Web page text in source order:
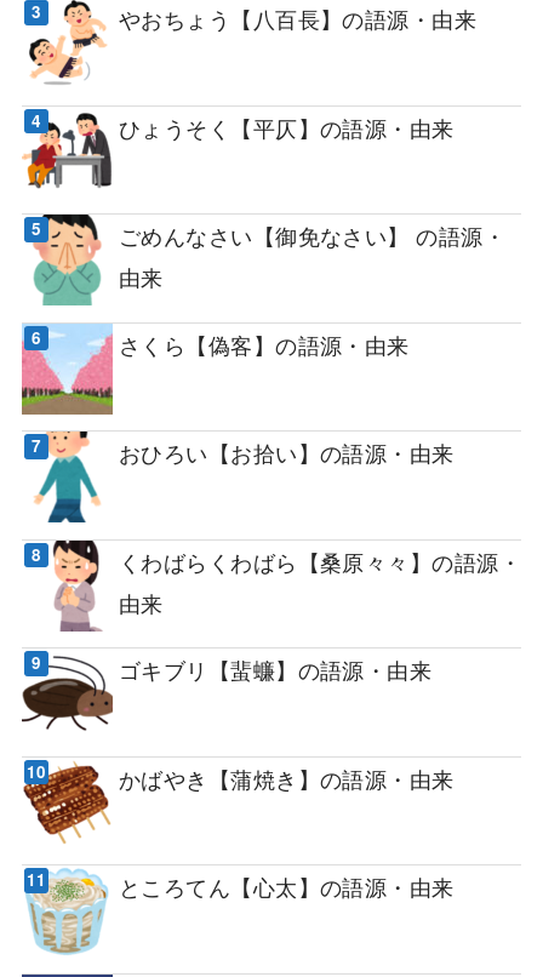
やおちょう【八百長】の語源・由来
ひょうそく【平仄】の語源・由来
ごめんなさい【御免なさい】 の語源・
由来
さくら【偽客】の語源・由来
おひろい【お拾い】の語源・由来
くわばらくわばら【桑原々々】の語源・
由来
ゴキブリ【蜚蠊】の語源・由来
かばやき【蒲焼き】の語源・由来
ところてん【心太】の語源・由来